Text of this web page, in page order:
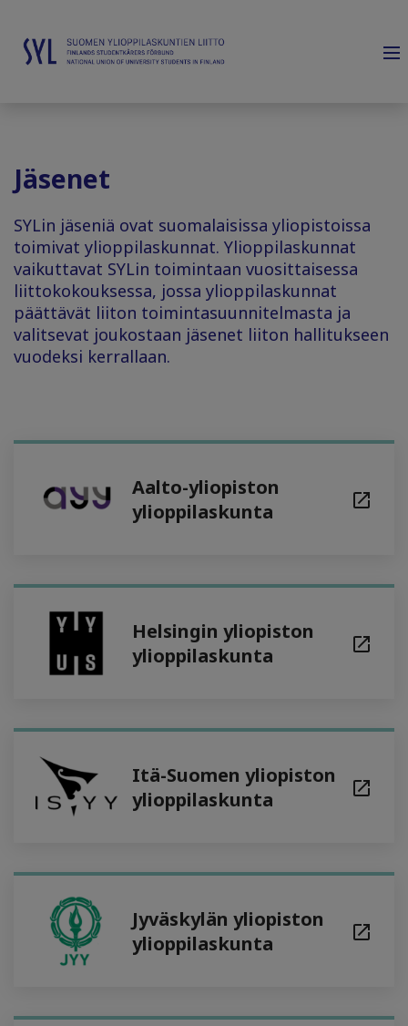
Jäsenet
SYLin jäseniä ovat suomalaisissa yliopistoissa
toimivat ylioppilaskunnat. Ylioppilaskunnat
vaikuttavat SYLin toimintaan vuosittaisessa
liittokokouksessa, jossa ylioppilaskunnat
päättävät liiton toimintasuunnitelmasta ja
valitsevat joukostaan jäsenet liiton hallitukseen
vuodeksi kerrallaan.
Aalto-yliopiston
ylioppilaskunta
Helsingin yliopiston
ylioppilaskunta
Itä-Suomen yliopiston
ylioppilaskunta
Jyväskylän yliopiston
ylioppilaskunta